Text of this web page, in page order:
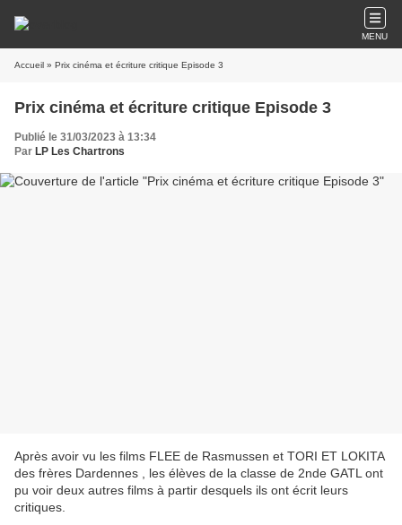
MENU
Accueil » Prix cinéma et écriture critique Episode 3
Prix cinéma et écriture critique Episode 3
Publié le 31/03/2023 à 13:34
Par LP Les Chartrons
Après avoir vu les films FLEE de Rasmussen et TORI ET LOKITA
des frères Dardennes , les élèves de la classe de 2nde GATL ont
pu voir deux autres films à partir desquels ils ont écrit leurs
critiques.